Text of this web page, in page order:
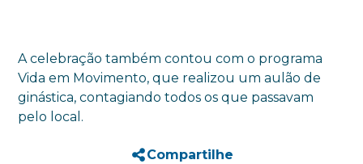
A celebração também contou com o programa
Vida em Movimento, que realizou um aulão de
ginástica, contagiando todos os que passavam
pelo local.
Compartilhe